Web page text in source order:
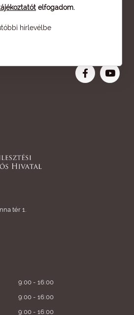
elfogadom.
hírlevélbe
tér 1.
9:00 - 16:00
9:00 - 16:00
9:00 - 16:00